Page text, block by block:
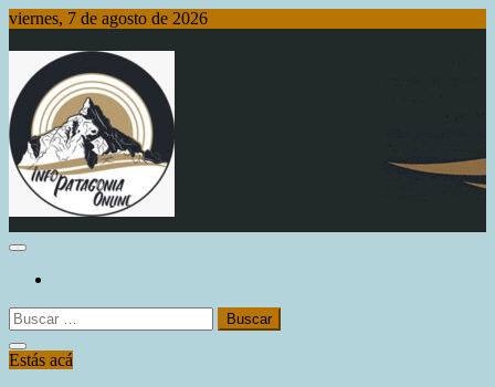
Saltar
contenido
viernes, 7 de agosto de 2026
Info Patagonia Online
Buscar:
Estás acá